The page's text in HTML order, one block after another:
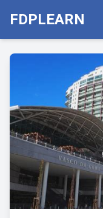
FDPLEARN